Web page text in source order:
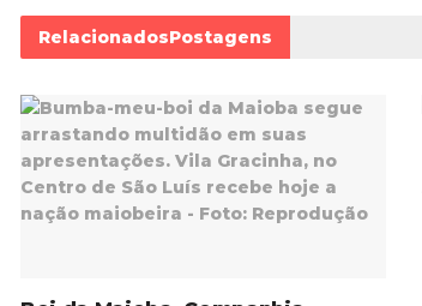
RelacionadosPostagens